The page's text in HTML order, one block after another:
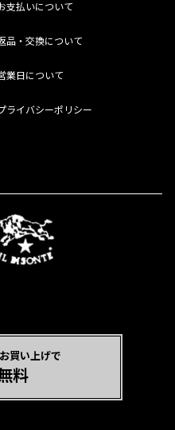
支払いについて
品・交換について
業日について
ライバシーポリシー
買い上げで
料